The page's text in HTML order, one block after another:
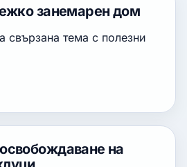
занемарен дом
свързана тема с полезни
на